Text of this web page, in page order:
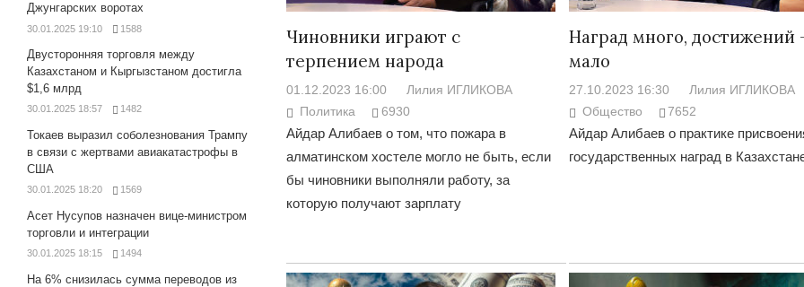
Чиновники играют с
терпением народа
01.12.2023 16:00
Лилия ИГЛИКОВА
Политика
6930
Айдар Алибаев о том, что пожара в
алматинском хостеле могло не быть, если
бы чиновники выполняли работу, за
которую получают зарплату
Наград много, достижений
мало
27.10.2023 16:30
Лилия ИГЛИКОВА
Общество
7652
Айдар Алибаев о практике
государственных наград в
Джунгарских воротах
30.01.2025 19:10 1588
Двусторонняя торговля между
Казахстаном и Кыргызстаном достигла
$1,6 млрд
30.01.2025 18:57 1482
Токаев выразил соболезнования Трампу
в связи с жертвами авиакатастрофы в
США
30.01.2025 18:20 1569
Асет Нусупов назначен вице-министром
торговли и интеграции
30.01.2025 18:15 1494
На 6% снизилась сумма переводов из